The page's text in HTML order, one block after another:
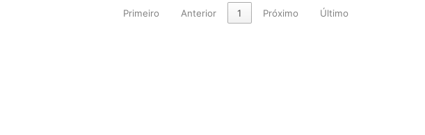
Primeiro Anterior 1 Próximo Último